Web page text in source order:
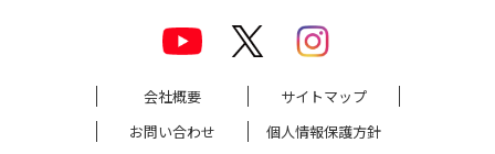
会社概要
サイトマップ
お問い合わせ
個人情報保護方針